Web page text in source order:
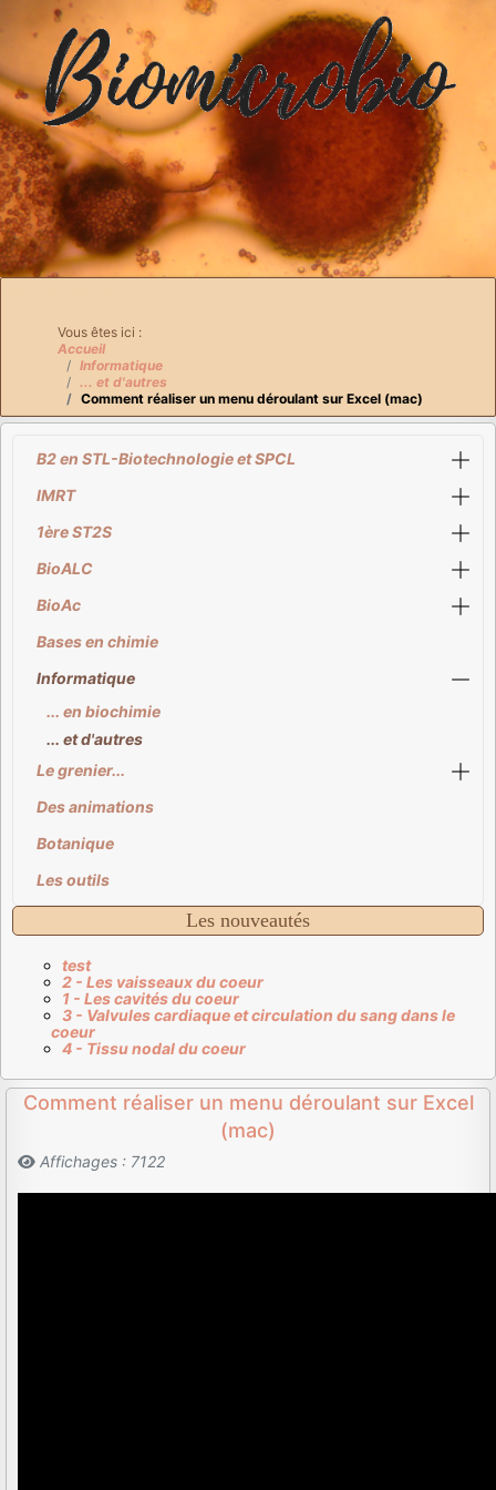
Vous êtes ici :
Accueil
Informatique
... et d'autres
Comment réaliser un menu déroulant sur Excel (mac)
B2 en STL-Biotechnologie et SPCL
IMRT
1ère ST2S
BioALC
BioAc
Bases en chimie
Informatique
... en biochimie
... et d'autres
Le grenier...
Des animations
Botanique
Les outils
Les nouveautés
test
2 - Les vaisseaux du coeur
1 - Les cavités du coeur
3 - Valvules cardiaque et circulation du sang dans le
coeur
4 - Tissu nodal du coeur
Comment réaliser un menu déroulant sur Excel
(mac)
Affichages : 7122